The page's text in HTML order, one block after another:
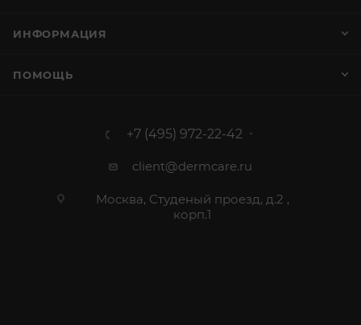
ИНФОРМАЦИЯ
ПОМОЩЬ
+7 (495) 972-22-42
client@dermcare.ru
Москва, Студеный проезд, д.2 ,
корп.1